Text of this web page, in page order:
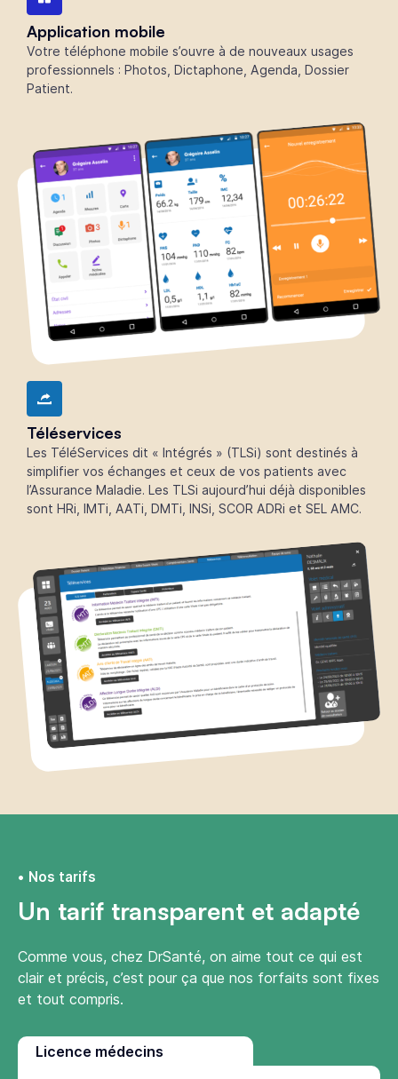
Application mobile
Votre téléphone mobile s’ouvre à de nouveaux usages
professionnels : Photos, Dictaphone, Agenda, Dossier
Patient.
Téléservices
Les TéléServices dit « Intégrés » (TLSi) sont destinés à
simplifier vos échanges et ceux de vos patients avec
l’Assurance Maladie. Les TLSi aujourd’hui déjà disponibles
sont HRi, IMTi, AATi, DMTi, INSi, SCOR ADRi et SEL AMC.
Nos tarifs
Un tarif transparent et adapté
Comme vous, chez DrSanté, on aime tout ce qui est
clair et précis, c’est pour ça que nos forfaits sont fixes
et tout compris.
Licence médecins